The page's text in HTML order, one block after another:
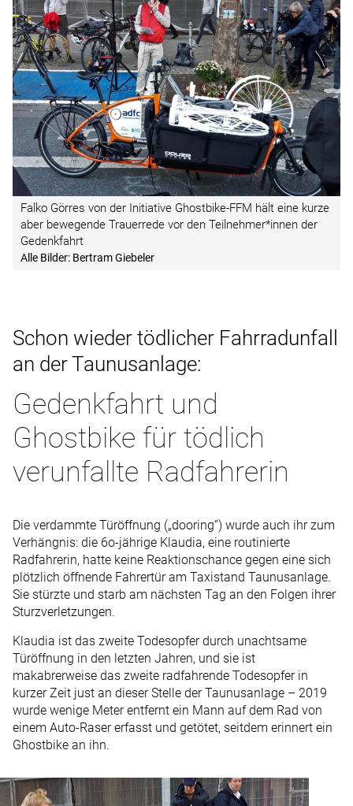
Falko Görres von der Initiative Ghostbike-FFM hält eine kurze
aber bewegende Trauerrede vor den Teilnehmer*innen der
Gedenkfahrt
Alle Bilder: Bertram Giebeler
Schon wieder tödlicher Fahrradunfall
an der Taunusanlage:
Gedenkfahrt und
Ghostbike für tödlich
verunfallte Radfahrerin
Die verdammte Türöffnung („dooring“) wurde auch ihr zum
Verhängnis: die 6o-jährige Klaudia, eine routinierte
Radfahrerin, hatte keine Reaktionschance gegen eine sich
plötzlich öffnende Fahrertür am Taxistand Taunusanlage.
Sie stürzte und starb am nächsten Tag an den Folgen ihrer
Sturzverletzungen.
Klaudia ist das zweite Todesopfer durch unachtsame
Türöffnung in den letzten Jahren, und sie ist
makabrerweise das zweite radfahrende Todesopfer in
kurzer Zeit just an dieser Stelle der Taunusanlage – 2019
wurde wenige Meter entfernt ein Mann auf dem Rad von
einem Auto-Raser erfasst und getötet, seitdem erinnert ein
Ghostbike an ihn.